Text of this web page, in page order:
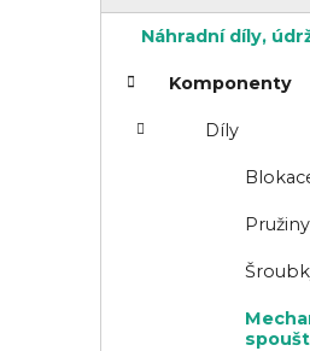
Náhradní díly,
Komponenty
Díly
Pružiny